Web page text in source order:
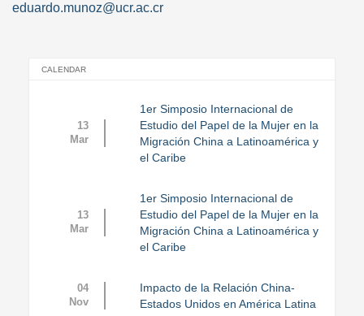
eduardo.munoz@ucr.ac.cr
CALENDAR
13
Mar
1er Simposio Internacional de
Estudio del Papel de la Mujer en la
Migración China a Latinoamérica y
el Caribe
13
Mar
1er Simposio Internacional de
Estudio del Papel de la Mujer en la
Migración China a Latinoamérica y
el Caribe
04
Nov
Impacto de la Relación China-
Estados Unidos en América Latina